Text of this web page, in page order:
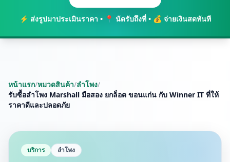
⚡ ส่งรูปมาประเมินราคา • 📍 นัดรับถึงที่ • 💰 จ่ายเงินสดทันที
หน้าแรก/หมวดสินค้า/ลำโพง/
รับซื้อลำโพง Marshall มือสอง ยกล็อต ขอนแก่น กับ Winner IT ที่ให้
ราคาดีและปลอดภัย
บริการ ลำโพง